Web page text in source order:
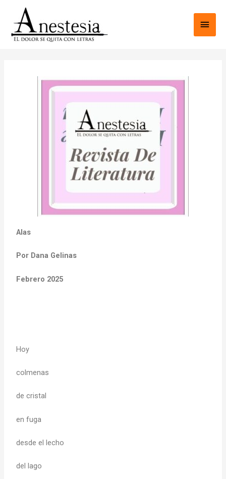
Alas
Por Dana Gelinas
Febrero 2025
Hoy
colmenas
de cristal
en fuga
desde el lecho
del lago